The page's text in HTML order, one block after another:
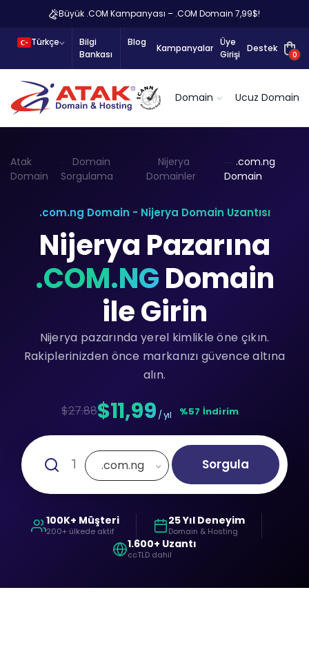
Büyük .COM Kampanyası – .COM Domain 7,99$!
Türkçe
Bilgi
Bankası
Blog
Kampanyalar
Üye
Girişi
Destek
0
Domain Ucuz Domain
Atak
Domain
Domain
Sorgulama
Nijerya
Domainler
.com.ng
Domain
.com.ng Domain - Nijerya Domain Uzantısı
Nijerya Pazarına
.COM.NGDomain
ile Girin
Nijerya pazarında yerel kimlikle öne çıkın.
Rakiplerinizden önce markanızı güvence altına
alın.
$27.88$11,99 / yıl %57 İndirim
.com.ng Sorgula
100K+ Müşteri
200+ ülkede aktif
25 Yıl Deneyim
Domain & Hosting
1.600+ Uzantı
ccTLD dahil